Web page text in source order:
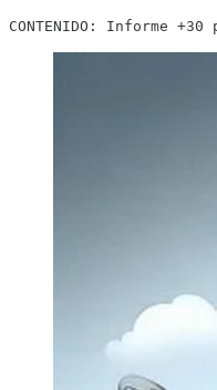
CONTENIDO: Informe